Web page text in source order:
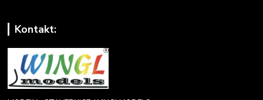
Kontakt: